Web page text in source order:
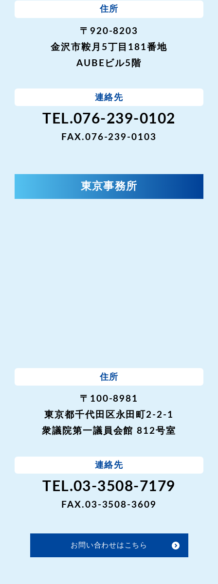
住所
〒920-8203
金沢市鞍月5丁目181番地
AUBEビル5階
連絡先
TEL.076-239-0102
FAX.076-239-0103
東京事務所
住所
〒100-8981
東京都千代田区永田町2-2-1
衆議院第一議員会館 812号室
連絡先
TEL.03-3508-7179
FAX.03-3508-3609
お問い合わせはこちら